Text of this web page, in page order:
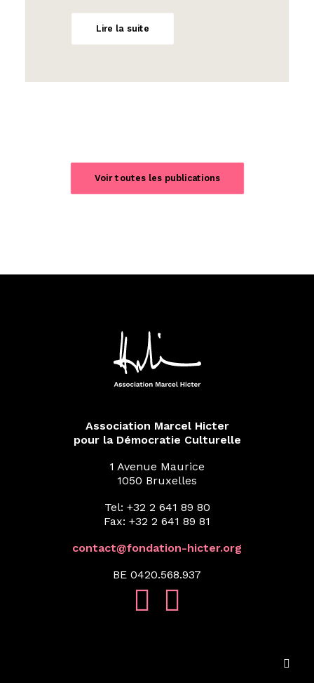
Lire la suite
Voir toutes les publications
Association Marcel Hicter
pour la Démocratie Culturelle
1 Avenue Maurice
1050 Bruxelles
Tel: +32 2 641 89 80
Fax: +32 2 641 89 81
contact@fondation-hicter.org
BE 0420.568.937